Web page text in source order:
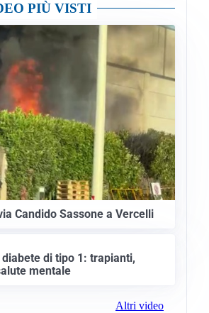
PIÙ VISTI
Candido Sassone a Vercelli
di tipo 1: trapianti,
mentale
Altri video